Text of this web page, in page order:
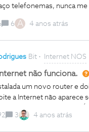
telefonemas, nunca me
6 A 4 anos atrás
Bit Internet NOS
não funciona.
um novo router e
a Internet não aparece
nao aparece a Internet.
porque não sei se seria
3 4 anos atrás